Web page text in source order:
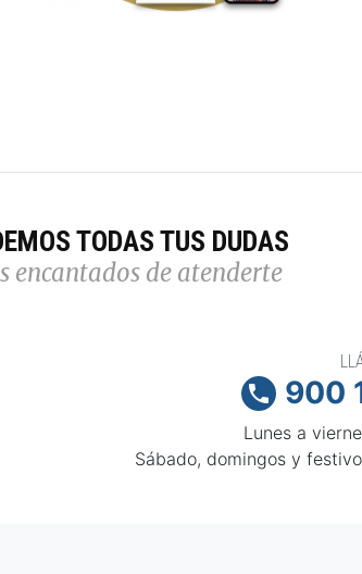
TODAS TUS DUDAS
encantados de atenderte
 900
Lunes a
Sábado, domingos y